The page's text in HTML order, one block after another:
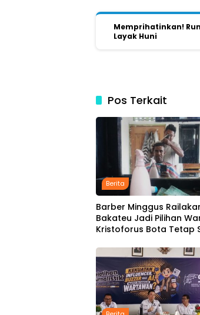
Memprihatinkan!
Layak Huni
Pos Terkait
Berita
Barber Minggus
Bakateu Jadi Pilihan
Kristoforus Bota Tetap
Tarif Rp15 Ribu per